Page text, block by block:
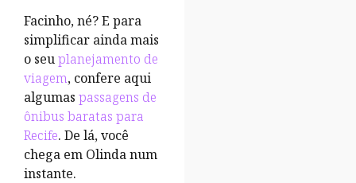
Facinho, né? E para
simplificar ainda mais
o seuplanejamento de
viagem, confere aqui
algumas passagens de
ônibus baratas para
Recife. De lá, você
chega em Olinda num
instante.